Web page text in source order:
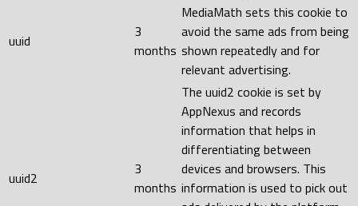
uuid
3
months
MediaMath sets this cookie to
avoid the same ads from being
shown repeatedly and for
relevant advertising.
uuid2
3
months
The uuid2 cookie is set by
AppNexus and records
information that helps in
differentiating between
devices and browsers. This
information is used to pick out